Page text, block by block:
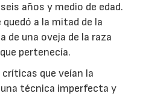
años y medio de edad.
quedó a la mitad de la
de una oveja de la raza
pertenecía.
que veían la
técnica imperfecta y